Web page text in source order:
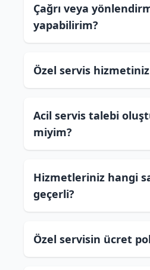
Çağrı veya
yapabilirim?
Özel servis
Acil servis talebi
miyim?
Hizmetleriniz hangi
geçerli?
Özel servisin ücret